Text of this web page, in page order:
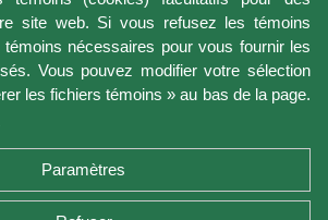
site web. Si vous refusez les témoins
nécessaires pour vous fournir les
Vous pouvez modifier votre sélection
les fichiers témoins » au bas de la page.
Paramètres
8:30 - 17:00
9:00 - 16:00
Fermé